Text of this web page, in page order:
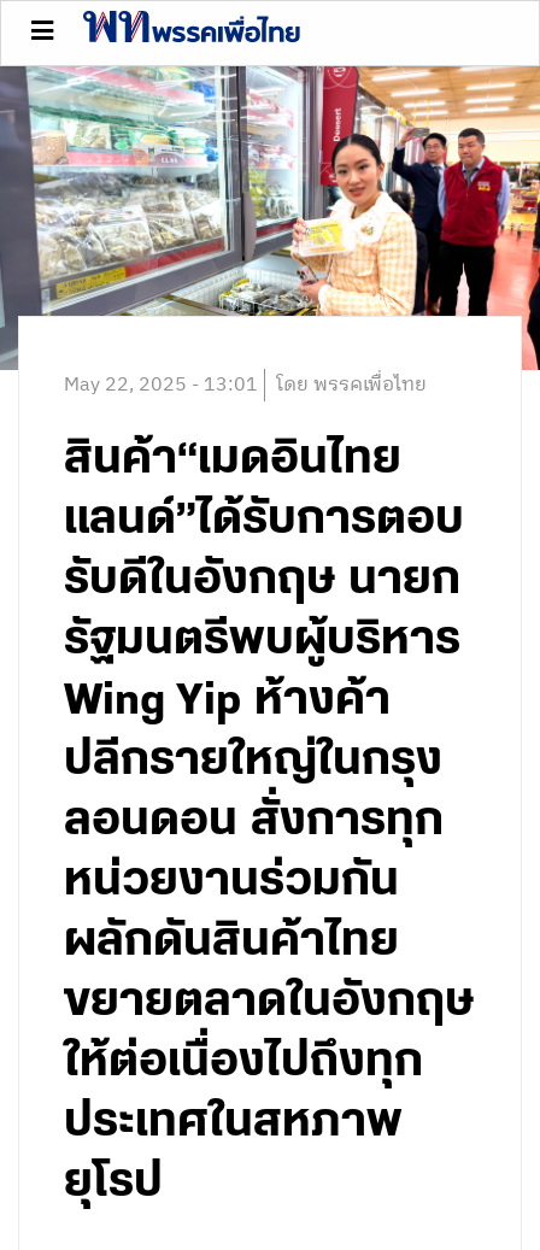
May 22, 2025 - 13:01 โดย พรรคเพื่อไทย
สินค้า“เมดอินไทย
แลนด์”ได้รับการตอบ
รับดีในอังกฤษ นายก
รัฐมนตรีพบผู้บริหาร
Wing Yip ห้างค้า
ปลีกรายใหญ่ในกรุง
ลอนดอน สั่งการทุก
หน่วยงานร่วมกัน
ผลักดันสินค้าไทย
ขยายตลาดในอังกฤษ
ให้ต่อเนื่องไปถึงทุก
ประเทศในสหภาพ
ยุโรป